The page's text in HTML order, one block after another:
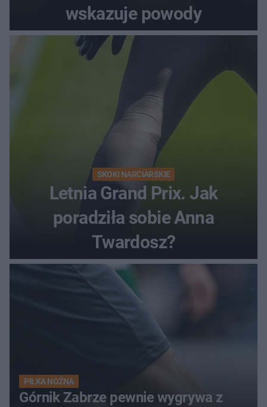
wskazuje powody
SKOKI NARCIARSKIE
Letnia Grand Prix. Jak
poradziła sobie Anna
Twardosz?
PIŁKA NOŻNA
Górnik Zabrze pewnie wygrywa z